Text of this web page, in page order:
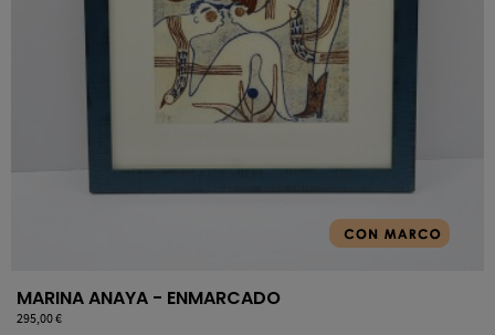
MARINA ANAYA - ENMARCADO
Precio
295,00 €